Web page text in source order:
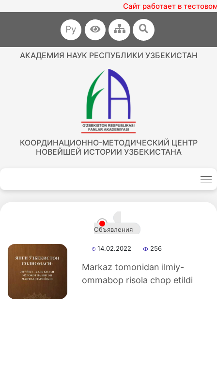
Сайт работает в
Ру
АКАДЕМИЯ НАУК РЕСПУБЛИКИ УЗБЕКИСТАН
КООРДИНАЦИОННО-МЕТОДИЧЕСКИЙ ЦЕНТР
НОВЕЙШЕЙ ИСТОРИИ УЗБЕКИСТАНА
Объявления
14.02.2022 256
Markaz tomonidan ilmiy-
ommabop risola chop etildi